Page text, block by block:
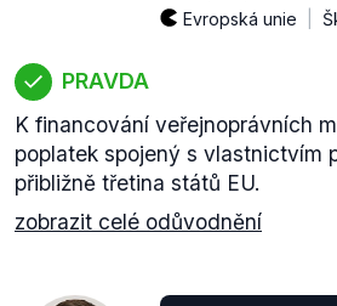
Evropská unie
PRAVDA
K financování veřejnoprávních
poplatek spojený s vlastnictvím
přibližně třetina států EU.
zobrazit celé odůvodnění